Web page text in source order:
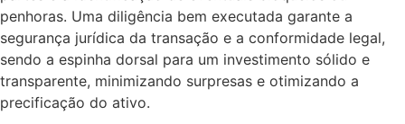
penhoras. Uma diligência bem executada garante a
segurança jurídica da transação e a conformidade legal,
sendo a espinha dorsal para um investimento sólido e
transparente, minimizando surpresas e otimizando a
precificação do ativo.